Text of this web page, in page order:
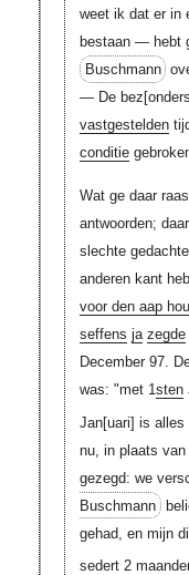
weet ik dat er in
bestaan — hebt
Buschmann
— De
vastgestelden
conditie
Wat ge daar
antwoorden;
slechte
anderen kant
voor den aap
seffens ja zegde
December 97.
was: "met 1sten
Jan[uari] is alles
nu, in plaats
gezegd: we
Buschmann
gehad, en mijn
sedert 2